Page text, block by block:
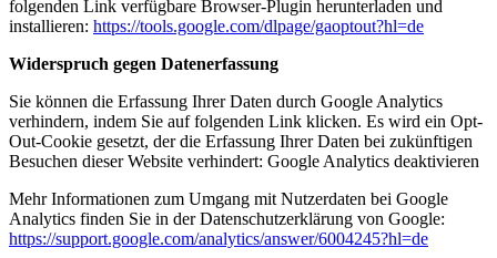
folgenden Link verfügbare Browser-Plugin herunterladen und
installieren: https://tools.google.com/dlpage/gaoptout?hl=de
Widerspruch gegen Datenerfassung
Sie können die Erfassung Ihrer Daten durch Google Analytics
verhindern, indem Sie auf folgenden Link klicken. Es wird ein Opt-
Out-Cookie gesetzt, der die Erfassung Ihrer Daten bei zukünftigen
Besuchen dieser Website verhindert: Google Analytics deaktivieren
Mehr Informationen zum Umgang mit Nutzerdaten bei Google
Analytics finden Sie in der Datenschutzerklärung von Google:
https://support.google.com/analytics/answer/6004245?hl=de